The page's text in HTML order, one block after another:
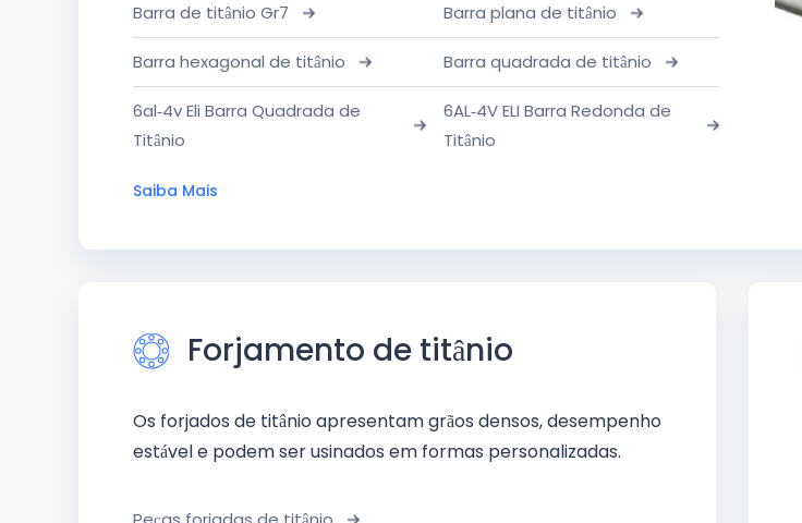
Barra de titânio Gr7 Barra plana de titânio
Barra hexagonal de titânio Barra quadrada de titânio
6al-4v Eli Barra Quadrada de
Titânio
6AL-4V ELI Barra Redonda de
Titânio
Saiba Mais
Forjamento de titânio
Os forjados de titânio apresentam grãos densos, desempenho
estável e podem ser usinados em formas personalizadas.